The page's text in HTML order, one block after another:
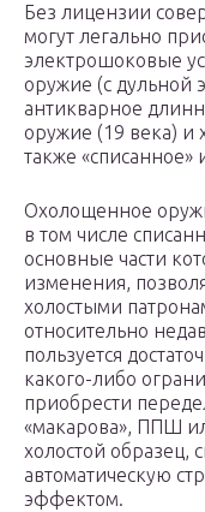
Без лицензии
могут легально
электрошоковые
оружие (с дульной
антикварное
оружие (19 века) и
также
Охолощенное
в том числе
основные части
изменения,
холостыми
относительно
пользуется
какого-либо
приобрести
«макарова», ППШ
холостой образец,
автоматическую
эффектом.